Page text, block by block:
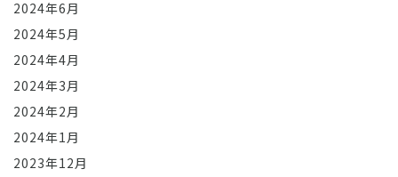
2024年6月
2024年5月
2024年4月
2024年3月
2024年2月
2024年1月
2023年12月